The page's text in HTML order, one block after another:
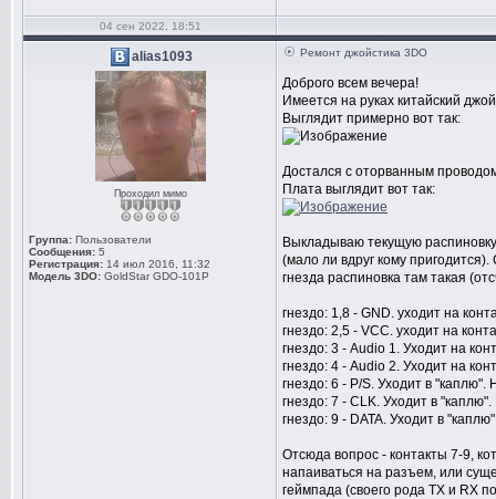
04 сен 2022, 18:51
alias1093
Проходил мимо
Группа: Пользователи
Сообщения: 5
Регистрация: 14 июл 2016, 11:32
Модель 3DO: GoldStar GDO-101P
Ремонт джойстика 3DO
Доброго всем вечера!
Имеется на руках китайский
Выглядит примерно вот так:
Достался с оторванным
Плата выглядит вот так:
Выкладываю текущую
(мало ли вдруг кому
гнезда распиновка там такая
гнездо: 1,8 - GND. уходит на
гнездо: 2,5 - VCC. уходит на
гнездо: 3 - Audio 1. Уходит на
гнездо: 4 - Audio 2. Уходит на
гнездо: 6 - P/S. Уходит в "каплю".
гнездо: 7 - CLK. Уходит в
гнездо: 9 - DATA. Уходит в
Отсюда вопрос - контакты 7-9,
напаиваться на разъем, или
геймпада (своего рода TX и RX